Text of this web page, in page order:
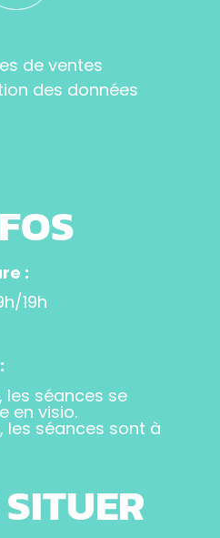
de ventes
des données
:
19h
les séances se
en visio.
les séances sont à